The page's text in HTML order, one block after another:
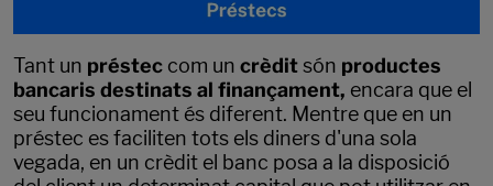
Tant un préstec com un crèditsón productes
bancaris destinats al finançament, encara que el
seu funcionament és diferent. Mentre que en un
préstec es faciliten tots els diners d'una sola
vegada, en un crèdit el banc posa a la disposició